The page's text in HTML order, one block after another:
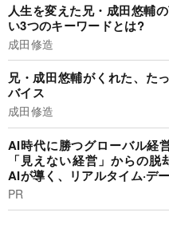
人生を変えた兄・成田悠輔
い3つのキーワードとは?
成田修造
兄・成田悠輔がくれた、た
バイス
成田修造
AI時代に勝つグローバル経
「見えない経営」からの
AIが導く、リアルタイム·デ
PR